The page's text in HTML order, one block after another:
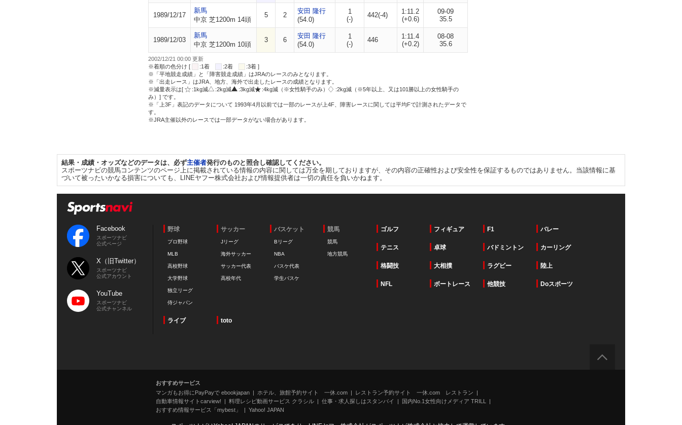
1989/12/17
新馬
中京 芝1200m 14頭
5 2
安田 隆行
(54.0)
1
(-)
442(-4)
1:11.2
(+0.6)
09-09
35.5
1989/12/03
新馬
中京 芝1200m 10頭
3 6
安田 隆行
(54.0)
1
(-)
446
1:11.4
(+0.2)
08-08
35.6
2002/12/21 00:00 更新
※着順の色分け [
:1着 :2着
:3着 ]
※「平地競走成績」と「障害競走成績」はJRAのレースのみとなります。
※「出走レース」はJRA、地方、海外で出走したレースの成績となります。
※減量表示は[
:1kg減 :2kg減 :3kg減 :4kg減（※女性騎手のみ）
:2kg減（※5年以上、又は101勝以上の女性騎手の
み）] です。
※「上3F」表記のデータについて 1993年4月以前では一部のレースが上4F、障害レースに関しては平均Fで計測されたデータで
す。
※JRA主催以外のレースでは一部データがない場合があります。
結果・成績・オッズなどのデータは、必ず主催者発行のものと照合し確認してください。
スポーツナビの競馬コンテンツのページ上に掲載されている情報の内容に関しては万全を期しておりますが、その内容の正確性および安全性を保証するものではありません。当該情報に基
づいて被ったいかなる損害についても、LINEヤフー株式会社および情報提供者は一切の責任を負いかねます。
Facebook
スポーツナビ
公式ページ
X（旧Twitter）
スポーツナビ
公式アカウント
YouTube
スポーツナビ
公式チャンネル
野球
プロ野球
MLB
高校野球
大学野球
独立リーグ
侍ジャパン
サッカー
Jリーグ
海外サッカー
サッカー代表
高校年代
バスケット
Bリーグ
NBA
バスケ代表
学生バスケ
競馬
競馬
地方競馬
ゴルフ フィギュア F1 バレー
テニス 卓球 バドミントン カーリング
格闘技 大相撲 ラグビー 陸上
NFL ボートレース 他競技 Doスポーツ
ライブ toto
おすすめサービス
マンガもお得にPayPayで ebookjapan
ホテル、旅館予約サイト 一休.com
レストラン予約サイト 一休.com レストラン
自動車情報サイトcarview!
料理レシピ動画サービス クラシル 仕事・求人探しはスタンバイ
国内No.1女性向けメディア TRILL
おすすめ情報サービス「mybest」
Yahoo! JAPAN